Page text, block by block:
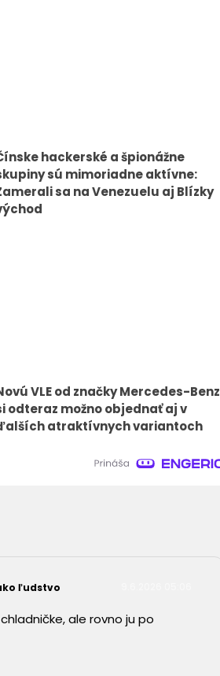
hackerské a špionážne
sú mimoriadne aktívne:
sa na Venezuelu aj Blízky
VLE od značky Mercedes-Benz
odteraz možno objednať aj v
atraktívnych variantoch
ľudstvo
ale rovno ju po